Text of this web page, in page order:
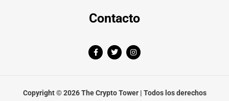
Contacto
F
a
o
T
w
r
I
n
r
Copyright © 2026 The Crypto Tower | Todos los derechos